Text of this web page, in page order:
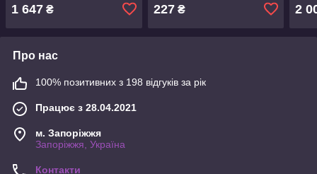
1 647 ₴ 227₴ 2
Про нас
100% позитивних з 198 відгуків за рік
Працює з 28.04.2021
м. Запоріжжя
Запоріжжя, Україна
Контакти